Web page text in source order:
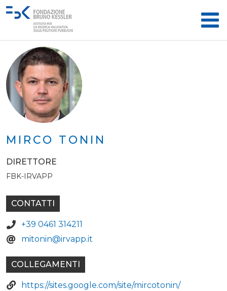
MIRCO TONIN
DIRETTORE
FBK-IRVAPP
CONTATTI
+39 0461 314211
mitonin@irvapp.it
COLLEGAMENTI
https://sites.google.com/site/mircotonin/